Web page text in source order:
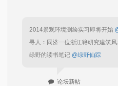
2014景观环境测绘实习即将开始
寻人：同济一位浙江籍研究建筑
绿野的读书笔记 @绿野仙踪
论坛新帖